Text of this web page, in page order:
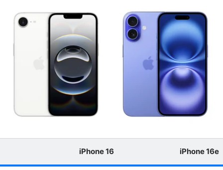
iPhone 16 iPhone 16e